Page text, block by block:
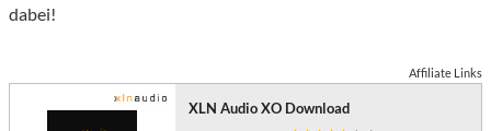
dabei!
Affiliate Links
XLN Audio XO Download